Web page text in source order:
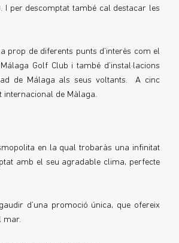
I per descomptat també cal destacar les
prop de diferents punts d’interès com el
Golf Club i també d’instal·lacions
de Málaga als seus voltants. A cinc
internacional de Màlaga.
en la qual trobaràs una infinitat
amb el seu agradable clima, perfecte
d’una promoció única, que ofereix
mar.